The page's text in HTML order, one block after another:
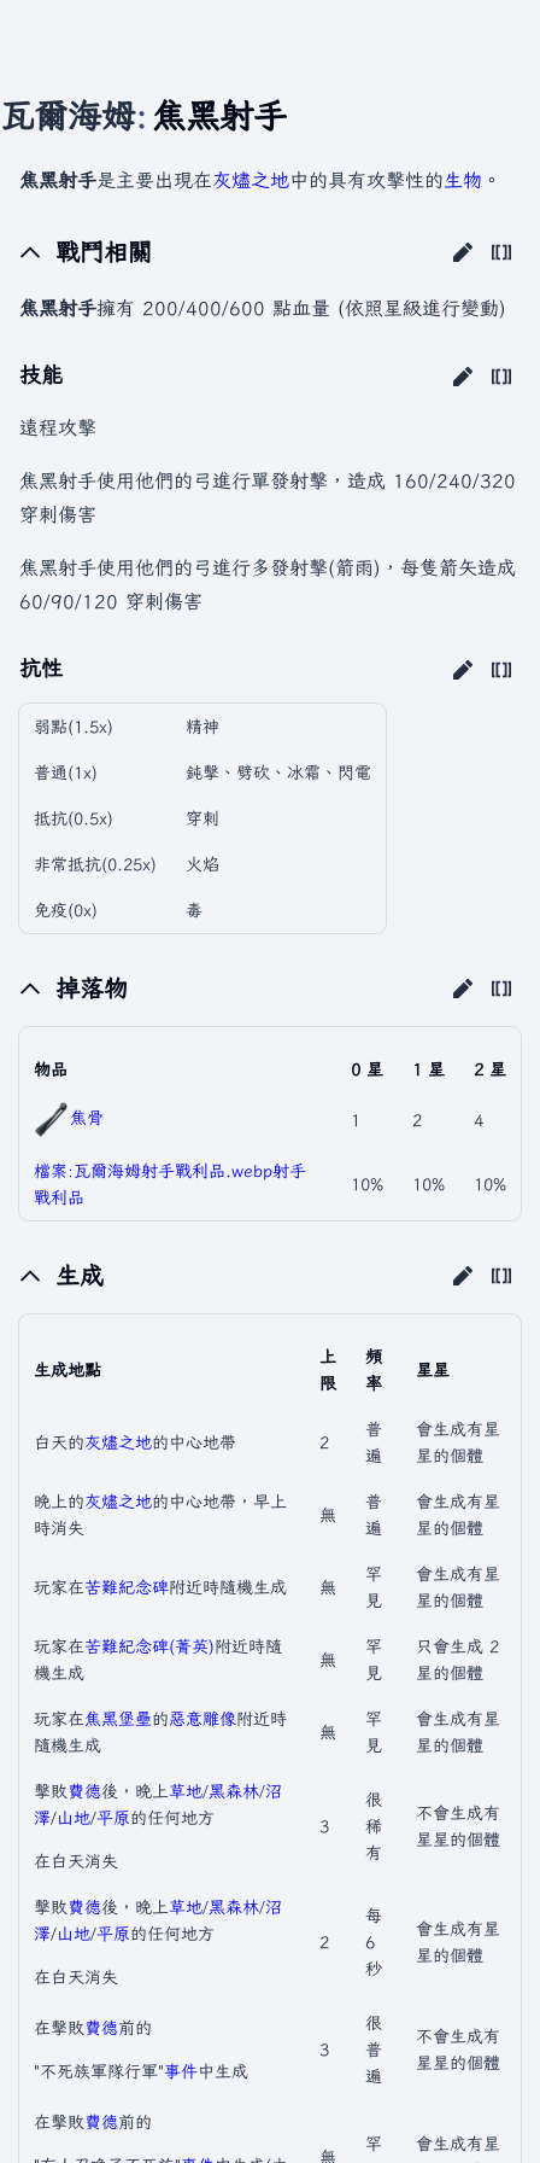
瓦爾海姆: 焦黑射手
焦黑射手是主要出現在灰燼之地中的具有攻擊性的生物 。
戰鬥相關
焦黑射手擁有 200/400/600 點血量 (依照星級進行變動)
技能
遠程攻擊
焦黑射手使用他們的弓進行單發射擊，造成 160/240/320
穿刺傷害
焦黑射手使用他們的弓進行多發射擊(箭雨)，每隻箭矢造成
60/90/120 穿刺傷害
抗性
弱點(1.5x) 精神
普通(1x) 鈍擊、劈砍、冰霜、閃電
抵抗(0.5x) 穿刺
非常抵抗(0.25x) 火焰
免疫(0x) 毒
掉落物
物品 0 星 1 星 2 星
焦骨 1 2 4
檔案:瓦爾海姆射手戰利品.webp射手
戰利品
10% 10% 10%
生成
生成地點
上
限
頻
率
星星
白天的灰燼之地的中心地帶 2
普
遍
會生成有星
星的個體
晚上的灰燼之地的中心地帶，早上
時消失
無
普
遍
會生成有星
星的個體
玩家在苦難紀念碑附近時隨機生成 無
罕
見
會生成有星
星的個體
玩家在苦難紀念碑(菁英)附近時隨
機生成
無
罕
見
只會生成 2
星的個體
玩家在焦黑堡壘的惡意雕像附近時
隨機生成
無
罕
見
會生成有星
星的個體
擊敗費德後，晚上 草地/黑森林/沼
澤/山地/平原的任何地方
在白天消失
3
很
稀
有
不會生成有
星星的個體
擊敗費德後，晚上 草地/黑森林/沼
澤/山地/平原的任何地方
在白天消失
2
每
6
秒
會生成有星
星的個體
在擊敗費德前的
"不死族軍隊行軍"事件中生成
3
很
普
遍
不會生成有
星星的個體
在擊敗費德前的
無
罕
會生成有星